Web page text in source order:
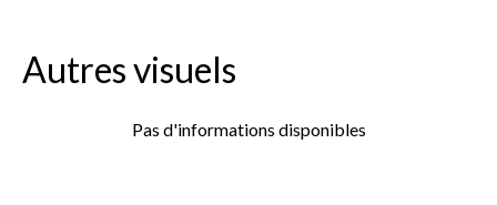
Autres visuels
Pas d'informations disponibles